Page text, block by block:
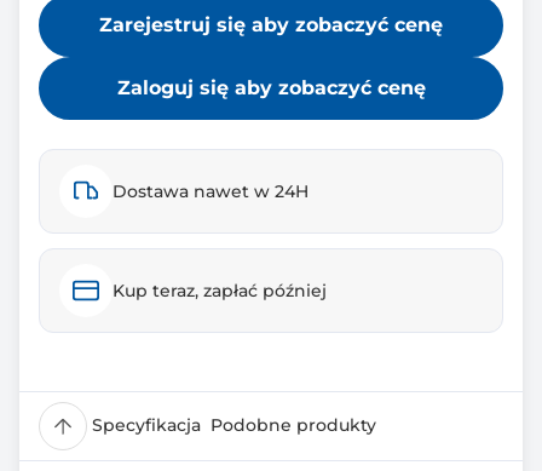
Zarejestruj się aby zobaczyć cenę
Zaloguj się aby zobaczyć cenę
Dostawa nawet w 24H
Kup teraz, zapłać później
Specyfikacja Podobne produkty